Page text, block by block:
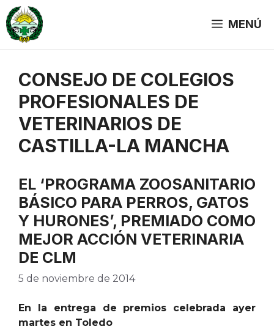
Saltar
al
contenido
MENÚ
CONSEJO DE COLEGIOS
PROFESIONALES DE
VETERINARIOS DE
CASTILLA-LA MANCHA
EL ‘PROGRAMA ZOOSANITARIO
BÁSICO PARA PERROS, GATOS
Y HURONES’, PREMIADO COMO
MEJOR ACCIÓN VETERINARIA
DE CLM
5 de noviembre de 2014
En la entrega de premios celebrada ayer
martes en Toledo